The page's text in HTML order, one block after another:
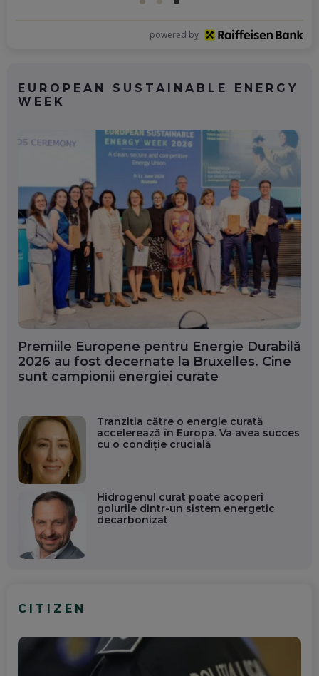
powered by
EUROPEAN SUSTAINABLE ENERGY
WEEK
Premiile Europene pentru Energie Durabilă
2026 au fost decernate la Bruxelles. Cine
sunt campionii energiei curate
Tranziția către o energie curată
accelerează în Europa. Va avea succes
cu o condiție crucială
Hidrogenul curat poate acoperi
golurile dintr-un sistem energetic
decarbonizat
CITIZEN